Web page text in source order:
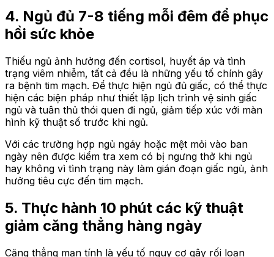
4. Ngủ đủ 7-8 tiếng mỗi đêm để phục
hồi sức khỏe
Thiếu ngủ ảnh hưởng đến cortisol, huyết áp và tình
trạng viêm nhiễm, tất cả đều là những yếu tố chính gây
ra bệnh tim mạch. Để thực hiện ngủ đủ giấc, có thể thực
hiện các biện pháp như thiết lập lịch trình vệ sinh giấc
ngủ và tuân thủ thói quen đi ngủ, giảm tiếp xúc với màn
hình kỹ thuật số trước khi ngủ.
Với các trường hợp ngủ ngáy hoặc mệt mỏi vào ban
ngày nên được kiểm tra xem có bị ngưng thở khi ngủ
hay không vì tình trạng này làm gián đoạn giấc ngủ, ảnh
hưởng tiêu cực đến tim mạch.
5. Thực hành 10 phút các kỹ thuật
giảm căng thẳng hàng ngày
Căng thẳng mạn tính là yếu tố nguy cơ gây rối loạn